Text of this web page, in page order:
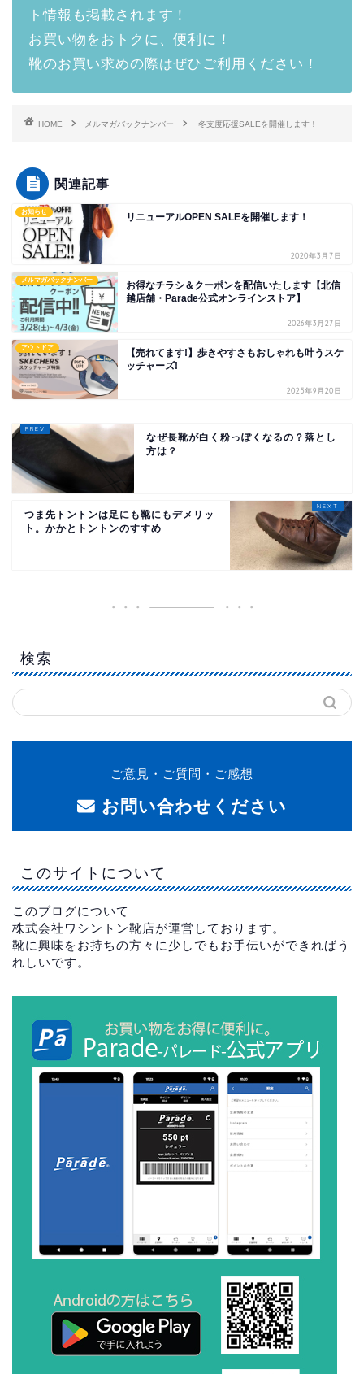
ト情報も掲載されます！
お買い物をおトクに、便利に！
靴のお買い求めの際はぜひご利用ください！
HOME メルマガバックナンバー 冬支度応援SALEを開催します！
関連記事
お知らせ リニューアルOPEN SALEを開催します！
2020年3月7日
メルマガバックナンバー
お得なチラシ＆クーポンを配信いたします【北信
越店舗・Parade公式オンラインストア】
2026年3月27日
アウトドア
【売れてます!】歩きやすさもおしゃれも叶うスケ
ッチャーズ!
2025年9月20日
なぜ長靴が白く粉っぽくなるの？落とし
方は？
つま先トントンは足にも靴にもデメリッ
ト。かかとトントンのすすめ
検索
ご意見・ご質問・ご感想
お問い合わせください
このサイトについて
このブログについて
株式会社ワシントン靴店が運営しております。
靴に興味をお持ちの方々に少しでもお手伝いができればう
れしいです。